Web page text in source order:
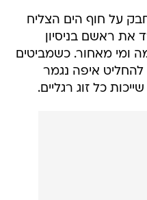
על חוף הים הצליח
את ראשם בניסיון
ומי מאחור. כשמביטים
איפה נגמר
כל זוג רגליים.